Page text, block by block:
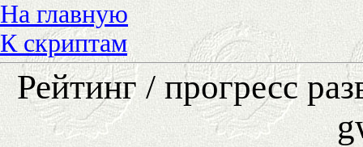
На главную
К скриптам
Рейтинг / прогресс